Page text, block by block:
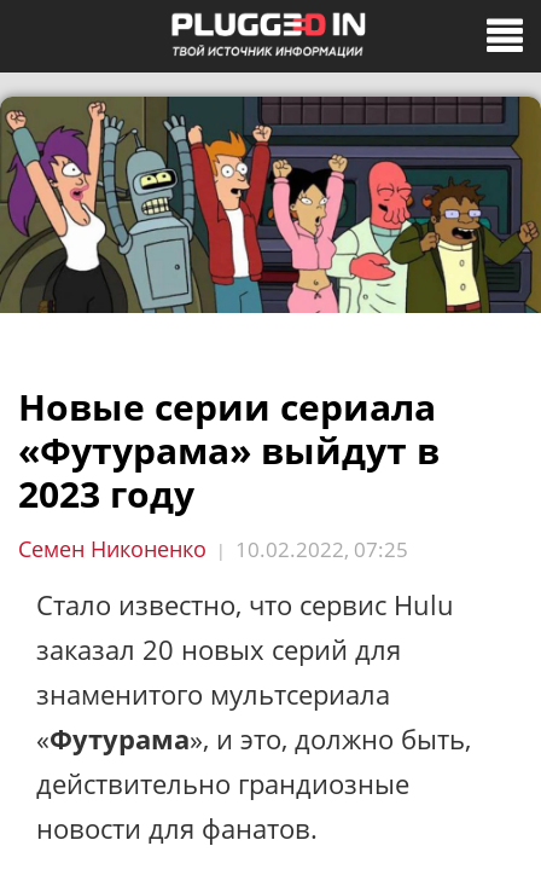
Новые серии сериала
«Футурама» выйдут в
2023 году
Семен Никоненко | 10.02.2022, 07:25
Стало известно, что сервис Hulu
заказал 20 новых серий для
знаменитого мультсериала
«Футурама», и это, должно быть,
действительно грандиозные
новости для фанатов.